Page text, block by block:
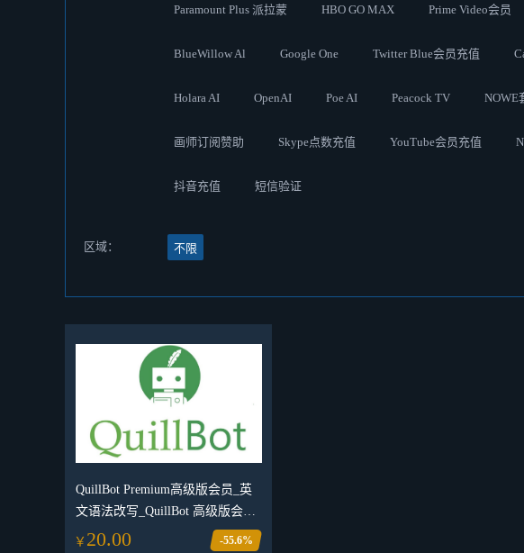
Paramount Plus 派拉蒙 HBO GO MAX Prime Video会员
BlueWillow Al Google One Twitter Blue会员充值
Holara AI OpenAI Poe AI Peacock TV NOWE
画师订阅赞助 Skype点数充值 YouTube会员充值
抖音充值 短信验证
区域： 不限
QuillBot Premium高级版会员_英
文语法改写_QuillBot 高级版会员
_QuillBot 订阅_QuillBot 会员购买
￥ 20.00 -55.6%